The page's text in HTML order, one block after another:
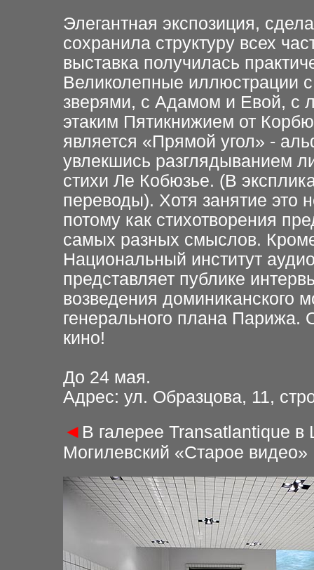
Элегантная экспозиция,
сохранила структуру всех
выставка получилась
Великолепные иллюстрации
зверями, с Адамом и Евой, с
этаким Пятикнижием от
является «Прямой угол» -
увлекшись разглядыванием
стихи Ле Кобюзье. (В
переводы). Хотя занятие это
потому как стихотворения
самых разных смыслов.
Национальный институт
представляет публике
возведения доминиканского
генерального плана Парижа.
кино!
До 24 мая.
Адрес: ул. Образцова, 11,
◄ В галерее Transatlantique
Могилевский «Старое видео»